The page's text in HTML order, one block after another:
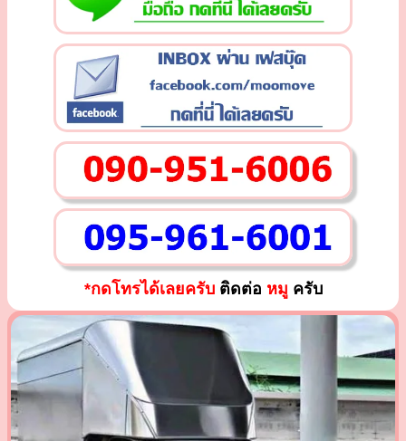
*กดโทรได้เลยครับติดต่อ หมู ครับ